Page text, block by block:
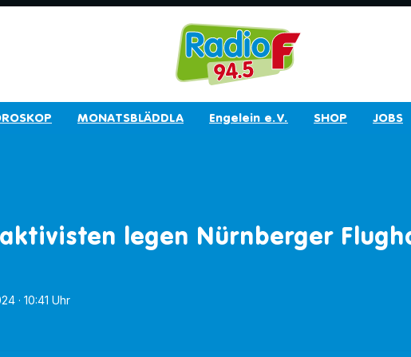
MONATSBLÄDDLA Engelein e.V. SHOP JOBS
legen Nürnberger
· 10:41 Uhr